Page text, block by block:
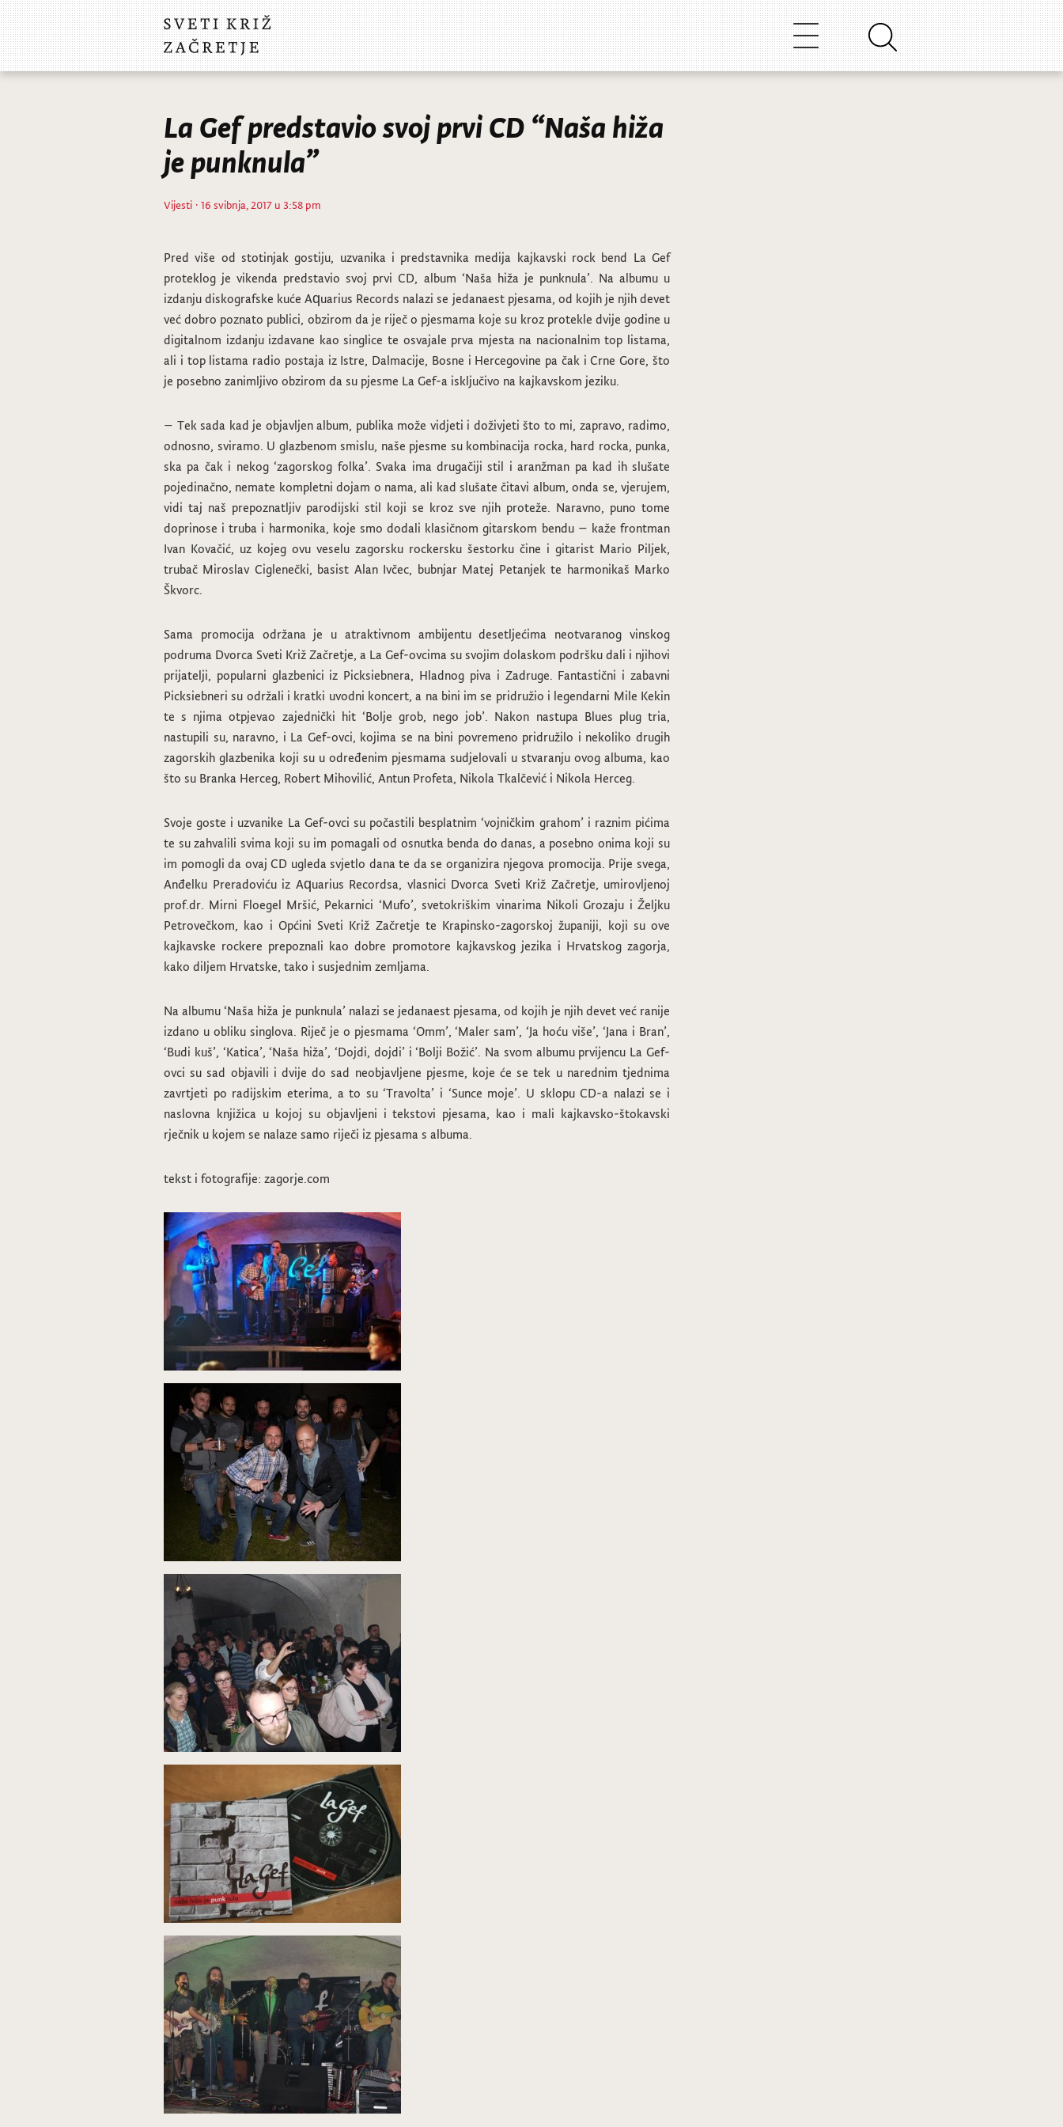
La Gef predstavio svoj prvi CD “Naša hiža
je punknula”
Vijesti · 16 svibnja, 2017 u 3:58 pm
Pred više od stotinjak gostiju, uzvanika i predstavnika medija kajkavski rock bend La Gef
proteklog je vikenda predstavio svoj prvi CD, album ‘Naša hiža je punknula’. Na albumu u
izdanju diskografske kuće Aquarius Records nalazi se jedanaest pjesama, od kojih je njih devet
već dobro poznato publici, obzirom da je riječ o pjesmama koje su kroz protekle dvije godine u
digitalnom izdanju izdavane kao singlice te osvajale prva mjesta na nacionalnim top listama,
ali i top listama radio postaja iz Istre, Dalmacije, Bosne i Hercegovine pa čak i Crne Gore, što
je posebno zanimljivo obzirom da su pjesme La Gef-a isključivo na kajkavskom jeziku.
– Tek sada kad je objavljen album, publika može vidjeti i doživjeti što to mi, zapravo, radimo,
odnosno, sviramo. U glazbenom smislu, naše pjesme su kombinacija rocka, hard rocka, punka,
ska pa čak i nekog ‘zagorskog folka’. Svaka ima drugačiji stil i aranžman pa kad ih slušate
pojedinačno, nemate kompletni dojam o nama, ali kad slušate čitavi album, onda se, vjerujem,
vidi taj naš prepoznatljiv parodijski stil koji se kroz sve njih proteže. Naravno, puno tome
doprinose i truba i harmonika, koje smo dodali klasičnom gitarskom bendu – kaže frontman
Ivan Kovačić, uz kojeg ovu veselu zagorsku rockersku šestorku čine i gitarist Mario Piljek,
trubač Miroslav Ciglenečki, basist Alan Ivčec, bubnjar Matej Petanjek te harmonikaš Marko
Škvorc.
Sama promocija održana je u atraktivnom ambijentu desetljećima neotvaranog vinskog
podruma Dvorca Sveti Križ Začretje, a La Gef-ovcima su svojim dolaskom podršku dali i njihovi
prijatelji, popularni glazbenici iz Picksiebnera, Hladnog piva i Zadruge. Fantastični i zabavni
Picksiebneri su održali i kratki uvodni koncert, a na bini im se pridružio i legendarni Mile Kekin
te s njima otpjevao zajednički hit ‘Bolje grob, nego job’. Nakon nastupa Blues plug tria,
nastupili su, naravno, i La Gef-ovci, kojima se na bini povremeno pridružilo i nekoliko drugih
zagorskih glazbenika koji su u određenim pjesmama sudjelovali u stvaranju ovog albuma, kao
što su Branka Herceg, Robert Mihovilić, Antun Profeta, Nikola Tkalčević i Nikola Herceg.
Svoje goste i uzvanike La Gef-ovci su počastili besplatnim ‘vojničkim grahom’ i raznim pićima
te su zahvalili svima koji su im pomagali od osnutka benda do danas, a posebno onima koji su
im pomogli da ovaj CD ugleda svjetlo dana te da se organizira njegova promocija. Prije svega,
Anđelku Preradoviću iz Aquarius Recordsa, vlasnici Dvorca Sveti Križ Začretje, umirovljenoj
prof.dr. Mirni Floegel Mršić, Pekarnici ‘Mufo’, svetokriškim vinarima Nikoli Grozaju i Željku
Petrovečkom, kao i Općini Sveti Križ Začretje te Krapinsko-zagorskoj županiji, koji su ove
kajkavske rockere prepoznali kao dobre promotore kajkavskog jezika i Hrvatskog zagorja,
kako diljem Hrvatske, tako i susjednim zemljama.
Na albumu ‘Naša hiža je punknula’ nalazi se jedanaest pjesama, od kojih je njih devet već ranije
izdano u obliku singlova. Riječ je o pjesmama ‘Omm’, ‘Maler sam’, ‘Ja hoću više’, ‘Jana i Bran’,
‘Budi kuš’, ‘Katica’, ‘Naša hiža’, ‘Dojdi, dojdi’ i ‘Bolji Božić’. Na svom albumu prvijencu La Gef-
ovci su sad objavili i dvije do sad neobjavljene pjesme, koje će se tek u narednim tjednima
zavrtjeti po radijskim eterima, a to su ‘Travolta’ i ‘Sunce moje’. U sklopu CD-a nalazi se i
naslovna knjižica u kojoj su objavljeni i tekstovi pjesama, kao i mali kajkavsko-štokavski
rječnik u kojem se nalaze samo riječi iz pjesama s albuma.
tekst i fotografije: zagorje.com